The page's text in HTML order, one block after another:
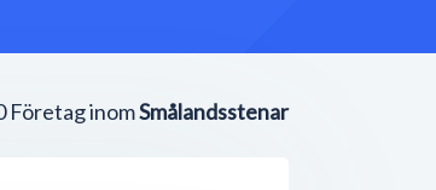
Företag inomSmålandsstenar